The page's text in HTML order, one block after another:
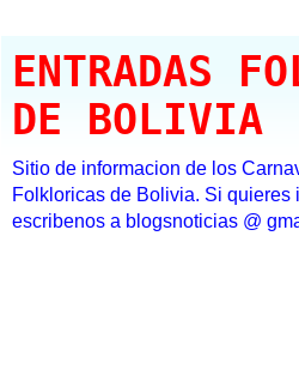
ENTRADAS
DE BOLIVIA
Sitio de informacion de los
Folkloricas de Bolivia. Si quieres
escribenos a blogsnoticias @